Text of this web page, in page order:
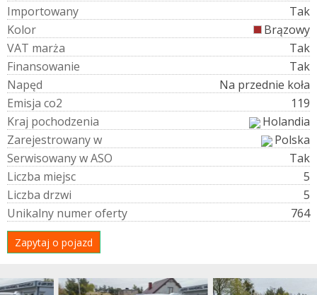
Importowany
Tak
Kolor
Brązowy
VAT marża
Tak
Finansowanie
Tak
Napęd
Na przednie koła
Emisja co2
119
Kraj pochodzenia
Holandia
Zarejestrowanyw
Polska
SerwisowanywASO
Tak
Liczba miejsc
5
Liczba drzwi
5
Unikalny numeroferty 764
Zapytaj o pojazd